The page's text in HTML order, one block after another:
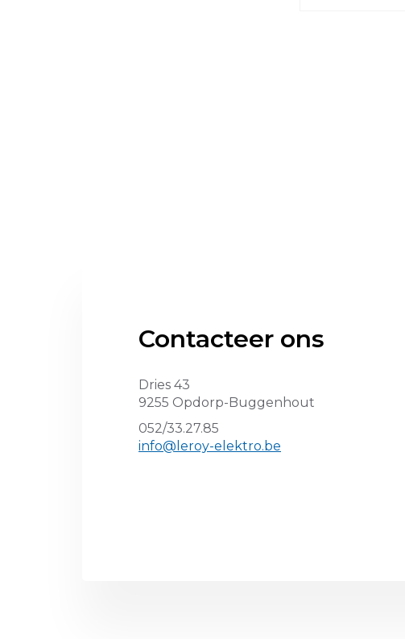
Contacteer ons
Dries 43
9255 Opdorp-Buggenhout
052/33.27.85
info@leroy-elektro.be